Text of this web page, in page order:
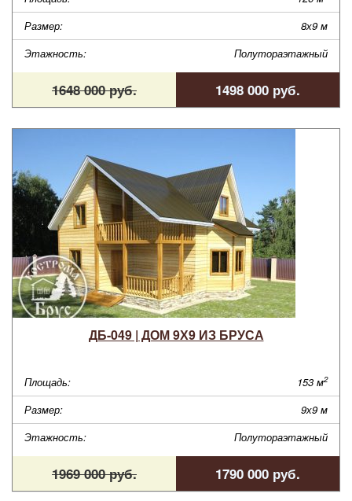
Размер:
8х9 м
Этажность:
Полутораэтажный
1648 000 руб. 1498 000 руб.
ДБ-049 | ДОМ 9Х9 ИЗ БРУСА
Площадь: 153 м2
Размер:
9х9 м
Этажность:
Полутораэтажный
1969 000 руб. 1790 000 руб.